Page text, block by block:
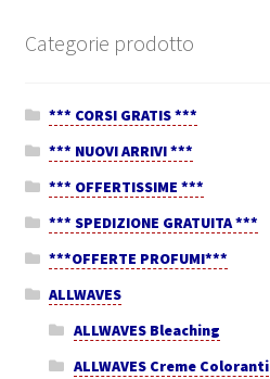
Categorie prodotto
*** CORSI GRATIS ***
*** NUOVI ARRIVI ***
*** OFFERTISSIME ***
*** SPEDIZIONE GRATUITA ***
***OFFERTE PROFUMI***
ALLWAVES
ALLWAVES Bleaching
ALLWAVES Creme Coloranti